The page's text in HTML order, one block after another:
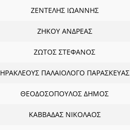
ΖΕΝΤΕΛΗΣ ΙΩΑΝΝΗΣ
ΖΗΚΟΥ ΑΝΔΡΕΑΣ
ΖΩΤΟΣ ΣΤΕΦΑΝΟΣ
ΗΡΑΚΛΕΟΥΣ ΠΑΛΑΙΟΛΟΓΟ ΠΑΡΑΣΚΕΥΑΣ
ΘΕΟΔΟΣΟΠΟΥΛΟΣ ΔΗΜΟΣ
ΚΑΒΒΑΔΑΣ ΝΙΚΟΛΑΟΣ